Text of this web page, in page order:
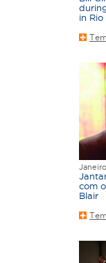
in Rio
com
Blair